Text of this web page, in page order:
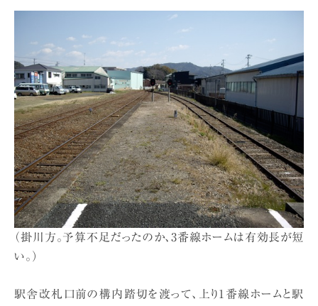
（掛川方。予算不足だったのか、3番線ホームは有効長が短
い。）
駅舎改札口前の構内踏切を渡って、上り1番線ホームと駅